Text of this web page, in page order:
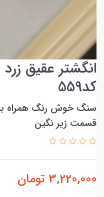
انگشتر عقیق
کد559
سنگ خوش رنگ همراه با
قسمت زیر نگین
3,220,000 تومان